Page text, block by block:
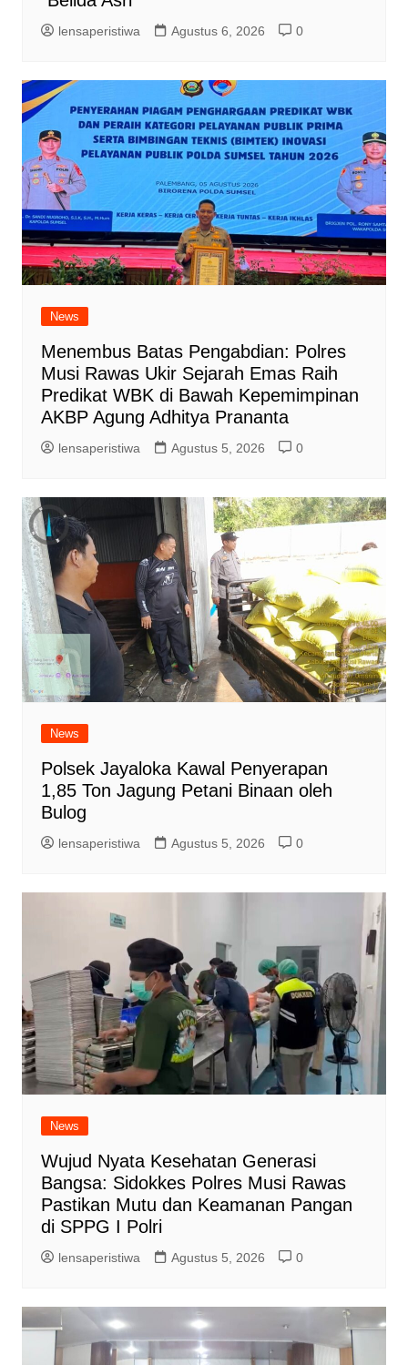
lensaperistiwa Agustus 6, 2026 0
News
Menembus Batas Pengabdian: Polres
Musi Rawas Ukir Sejarah Emas Raih
Predikat WBK di Bawah Kepemimpinan
AKBP Agung Adhitya Prananta
lensaperistiwa Agustus 5, 2026 0
News
Polsek Jayaloka Kawal Penyerapan
1,85 Ton Jagung Petani Binaan oleh
Bulog
lensaperistiwa Agustus 5, 2026 0
News
Wujud Nyata Kesehatan Generasi
Bangsa: Sidokkes Polres Musi Rawas
Pastikan Mutu dan Keamanan Pangan
di SPPG I Polri
lensaperistiwa Agustus 5, 2026 0